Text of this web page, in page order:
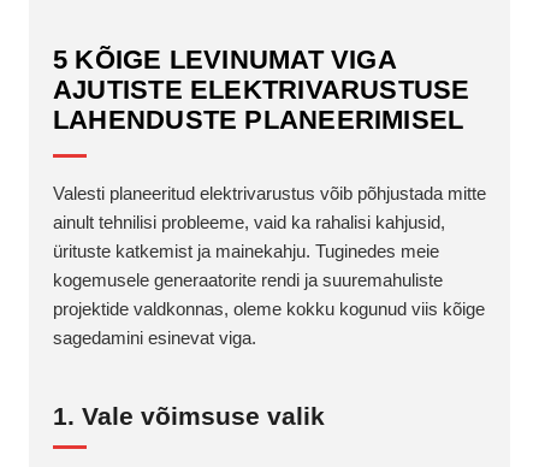
5 KÕIGE LEVINUMAT VIGA
AJUTISTE ELEKTRIVARUSTUSE
LAHENDUSTE PLANEERIMISEL
Valesti planeeritud elektrivarustus võib põhjustada mitte
ainult tehnilisi probleeme, vaid ka rahalisi kahjusid,
ürituste katkemist ja mainekahju. Tuginedes meie
kogemusele generaatorite rendi ja suuremahuliste
projektide valdkonnas, oleme kokku kogunud viis kõige
sagedamini esinevat viga.
1. Vale võimsuse valik